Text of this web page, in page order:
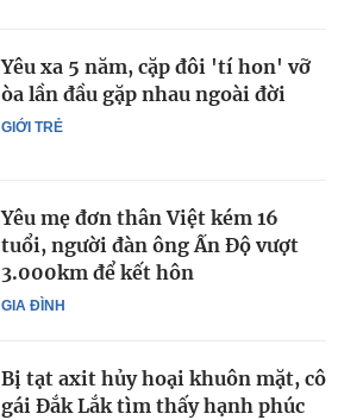
GIỚI TRẺ
Yêu xa 5 năm, cặp đôi 'tí hon' vỡ
òa lần đầu gặp nhau ngoài đời
GIA ĐÌNH
Yêu mẹ đơn thân Việt kém 16
tuổi, người đàn ông Ấn Độ vượt
3.000km để kết hôn
Bị tạt axit hủy hoại khuôn mặt, cô
gái Đắk Lắk tìm thấy hạnh phúc